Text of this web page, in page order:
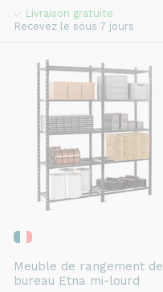
Livraison gratuite
Recevez le sous 7 jours
Meuble de rangement de
bureau Etna mi-lourd